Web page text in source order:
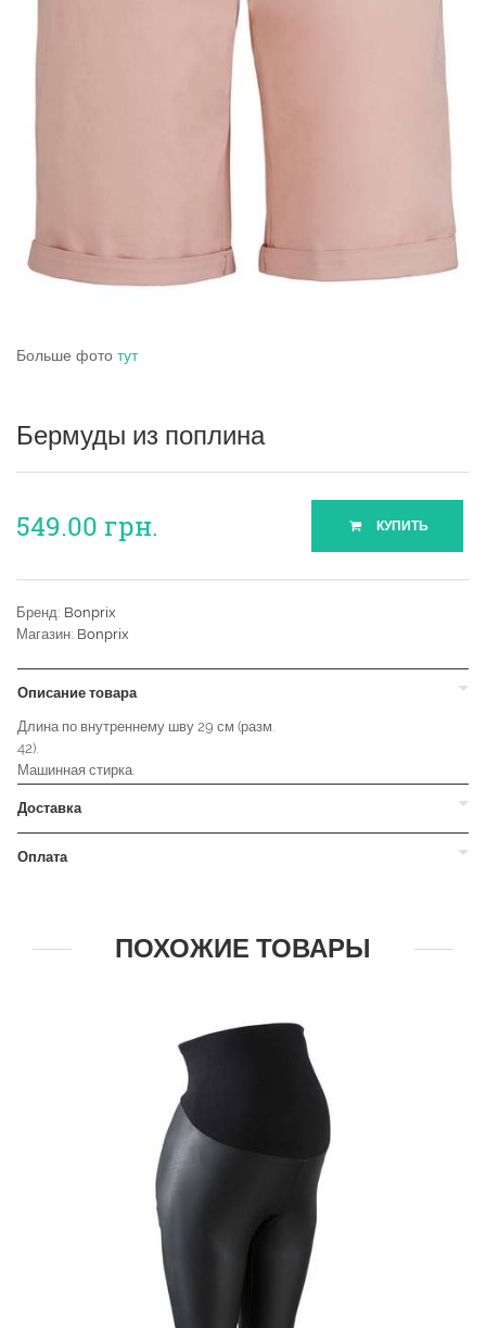
Больше фото тут
Бермуды из поплина
549.00 грн. КУПИТЬ
Бренд: Bonprix
Магазин: Bonprix
Описание товара
Длина по внутреннему шву 29 см (разм.
42).
Машинная стирка.
Доставка
Оплата
ПОХОЖИЕ ТОВАРЫ